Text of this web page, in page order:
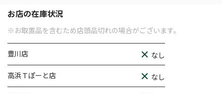
お店の在庫状況
※お取置品を含むため店頭品切れの場合がございます。
豊川店 なし
高浜Ｔぽーと店 なし